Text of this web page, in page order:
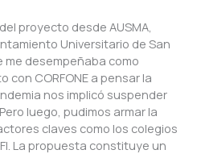
proyecto desde AUSMA,
Universitario de San
me desempeñaba como
CORFONE a pensar la
nos implicó suspender
luego, pudimos armar la
claves como los colegios
La propuesta constituye un